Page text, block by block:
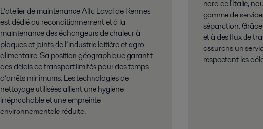
L’atelier de maintenance Alfa Laval de Rennes
est dédié au reconditionnement et à la
maintenance des échangeurs de chaleur à
plaques et joints de l’industrie laitière et agro-
alimentaire. Sa position géographique garantit
des délais de transport limités pour des temps
d’arrêts minimums. Les technologies de
nettoyage utilisées allient une hygiène
irréprochable et une empreinte
environnementale réduite.
nord de l'Italie,
gamme de
séparation.
et à des flux de
assurons un
respectant les